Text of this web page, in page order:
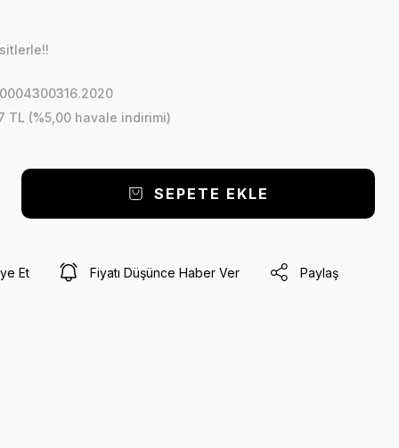
TL (%5,00 havale indirimi)
SEPETE EKLE
Et Fiyatı Düşünce Haber Ver Paylaş